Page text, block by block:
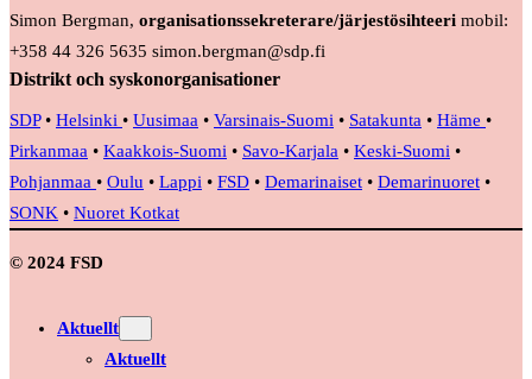
Simon Bergman, organisationssekreterare/järjestösihteeri mobil:
+358 44 326 5635 simon.bergman@sdp.fi
Distrikt och syskonorganisationer
SDP• Helsinki • Uusimaa • Varsinais-Suomi • Satakunta • Häme •
Pirkanmaa • Kaakkois-Suomi • Savo-Karjala • Keski-Suomi •
Pohjanmaa • Oulu • Lappi • FSD • Demarinaiset • Demarinuoret •
SONK • Nuoret Kotkat
© 2024 FSD
Aktuellt
Aktuellt